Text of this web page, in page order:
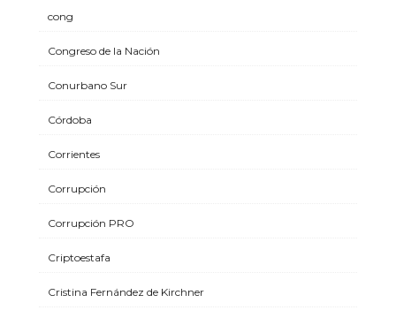
cong
Congreso de la Nación
Conurbano Sur
Córdoba
Corrientes
Corrupción
Corrupción PRO
Criptoestafa
Cristina Fernández de Kirchner